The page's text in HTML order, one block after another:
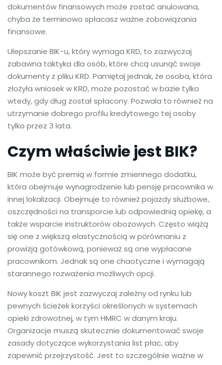
dokumentów finansowych może zostać anulowana,
chyba że terminowo spłacasz ważne zobowiązania
finansowe.
Ulepszanie BIK-u, który wymaga KRD, to zazwyczaj
zabawna taktyka dla osób, które chcą usunąć swoje
dokumenty z pliku KRD. Pamiętaj jednak, że osoba, która
złożyła wniosek w KRD, może pozostać w bazie tylko
wtedy, gdy dług został spłacony. Pozwala to również na
utrzymanie dobrego profilu kredytowego tej osoby
tylko przez 3 lata.
Czym właściwie jest BIK?
BIK może być premią w formie zmiennego dodatku,
która obejmuje wynagrodzenie lub pensję pracownika w
innej lokalizacji. Obejmuje to również pojazdy służbowe,
oszczędności na transporcie lub odpowiednią opiekę, a
także wsparcie instruktorów obozowych. Często wiążą
się one z większą elastycznością w porównaniu z
prowizją gotówkową, ponieważ są one wypłacane
pracownikom. Jednak są one chaotyczne i wymagają
starannego rozważenia możliwych opcji.
Nowy koszt BIK jest zazwyczaj zależny od rynku lub
pewnych ścieżek korzyści określonych w systemach
opieki zdrowotnej, w tym HMRC w danym kraju.
Organizacje muszą skutecznie dokumentować swoje
zasady dotyczące wykorzystania list płac, aby
zapewnić przejrzystość. Jest to szczególnie ważne w